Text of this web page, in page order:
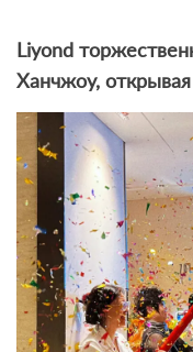
Liyond
Ханчжоу,